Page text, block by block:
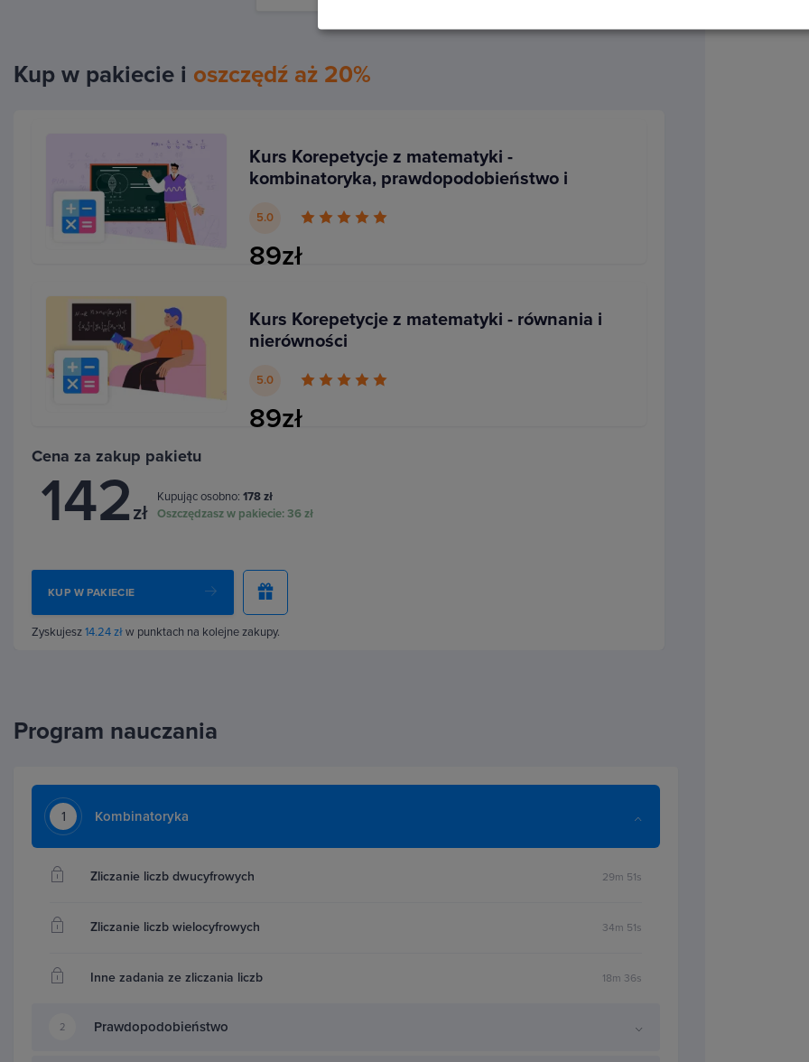
Każda lekcja kursu prowadzona jest z
problemu zrozumiał poruszane zagadnienia i nauczył się rozwiązać poszczególne
zadania. W trakcie kursu bazujemy na
lekcji matematyki, w podręcznikach i arkuszach egzaminacyjnych np. tych maturalnych.
Dzięki temu nie tylko dobrze zrozumiesz cały materiał, ale bez problemu
każde zadanie
bez względu na to, na jakim etapie i poziomie matematyki w tym
momencie jesteś.
Kombinatoryka
zadania ze zliczaniem liczb dwu- i trzycyfrowych
jak wykorzystać zasady zliczania liczb dwu- i trzycyfrowych do rozwiązywania
podobnego typu zadań, często pojawiających się na maturze, np. na ile sposobów
Kup w pakiecie i oszczędź aż 20%
Kurs Korepetycje z matematyki -
kombinatoryka, prawdopodobieństwo i
5.0
89zł
Kurs Korepetycje z matematyki - równania i
nierówności
5.0
89zł
Cena za zakup pakietu
142zł
Kupując osobno: 178 zł
Oszczędzasz w pakiecie:36 zł
KUP W PAKIECIE
Zyskujesz14.24 złw punktach na kolejne zakupy.
Program nauczania
1 Kombinatoryka
Zliczanie liczb dwucyfrowych 29m 51s
Zliczanie liczb wielocyfrowych 34m 51s
Inne zadania ze zliczania liczb 18m 36s
2 Prawdopodobieństwo